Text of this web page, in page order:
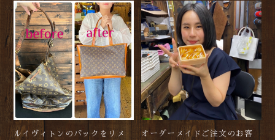
ルイヴィトンのバックをリメ
オーダーメイドご注文のお客